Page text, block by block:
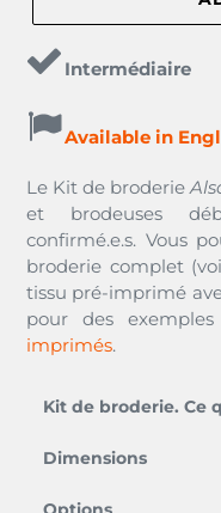
Intermédiaire
Available in
Le Kit de broderie
et brodeuses
confirmé.e.s. Vous
broderie complet
tissu pré-imprimé
pour des
imprimés.
Kit de broderie. Ce
une aiguille de
Dimensions